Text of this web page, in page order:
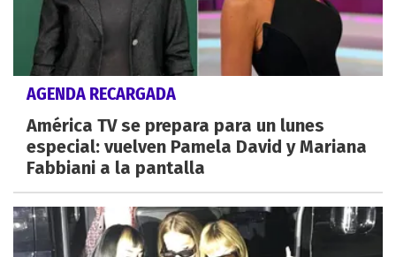
AGENDA RECARGADA
América TV se prepara para un lunes
especial: vuelven Pamela David y Mariana
Fabbiani a la pantalla